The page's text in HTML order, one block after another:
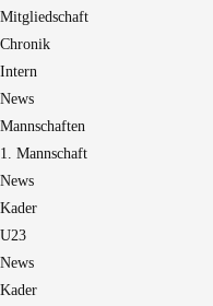
Mitgliedschaft
Chronik
Intern
News
Mannschaften
1. Mannschaft
News
Kader
U23
News
Kader